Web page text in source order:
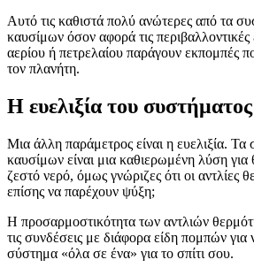
Αυτό τις καθιστά πολύ ανώτερες από τα
καυσίμων όσον αφορά τις περιβαλλοντικές
αερίου ή πετρελαίου παράγουν εκπομπές
τον πλανήτη.
Η ευελιξία του
Μια άλλη παράμετρος είναι η ευελιξία.
καυσίμων είναι μια καθιερωμένη λύση
ζεστό νερό, όμως γνώριζες ότι οι αντλίες
επίσης να παρέχουν ψύξη;
Η προσαρμοστικότητα των αντλιών
τις συνδέσεις με διάφορα είδη πομπών για
σύστημα «όλα σε ένα» για το σπίτι σου.